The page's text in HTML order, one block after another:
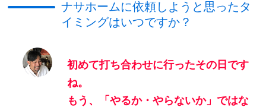
ナサホームに依頼しようと思ったタ
イミングはいつですか？
初めて打ち合わせに行ったその日です
ね。
もう、「やるか・やらないか」ではな